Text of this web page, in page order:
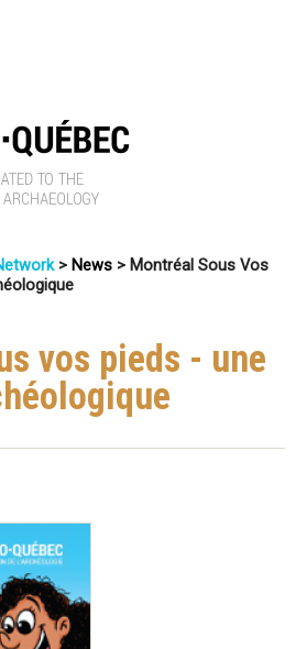
> News > Montréal Sous Vos
vos pieds - une